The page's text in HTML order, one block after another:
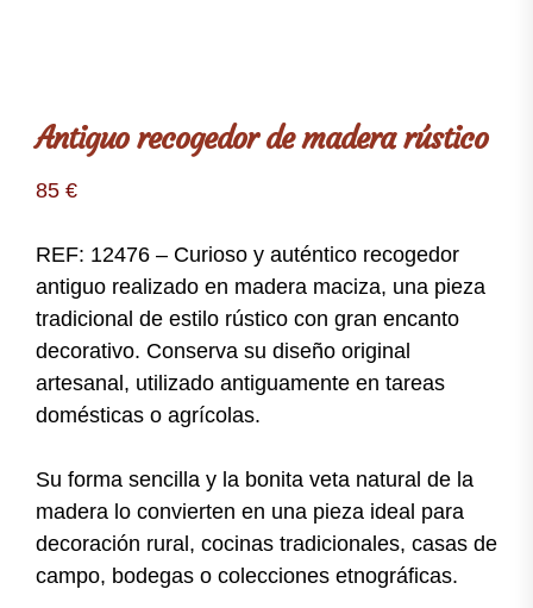
Antiguo recogedor de madera rústico
85 €
REF: 12476 – Curioso y auténtico recogedor
antiguo realizado en madera maciza, una pieza
tradicional de estilo rústico con gran encanto
decorativo. Conserva su diseño original
artesanal, utilizado antiguamente en tareas
domésticas o agrícolas.
Su forma sencilla y la bonita veta natural de la
madera lo convierten en una pieza ideal para
decoración rural, cocinas tradicionales, casas de
campo, bodegas o colecciones etnográficas.